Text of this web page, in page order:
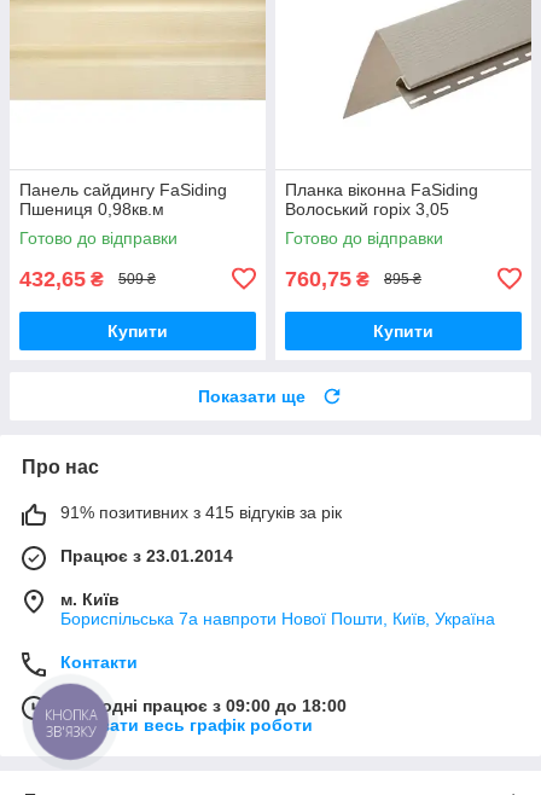
Панель сайдингу FaSiding
Пшениця 0,98кв.м
Готово до відправки
432,65 ₴ 509 ₴
Купити
Планка віконна FaSiding
Волоський горіх 3,05
Готово до відправки
760,75 ₴ 895 ₴
Купити
Показати ще
Про нас
91% позитивних з 415 відгуків за рік
Працює з 23.01.2014
м. Київ
Бориспільська 7а навпроти Нової Пошти, Київ, Україна
Контакти
Сьогодні працює з 09:00 до 18:00
Показати весь графік роботи
КНОПКА
ЗВ'ЯЗКУ